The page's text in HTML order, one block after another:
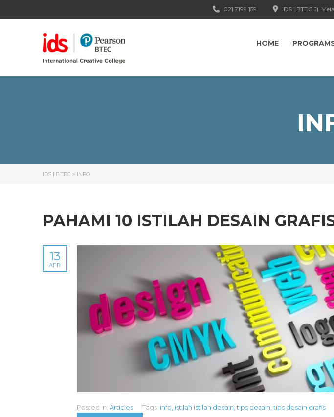
IDS | BTEC Jl.
021 7199 159
HOME
IDS | BTEC > INFO
PAHAMI 10 ISTILAH DESAIN
13
APR
Posted in: Articles Tags: info istilah istilah desain tips desain tips desain grafis